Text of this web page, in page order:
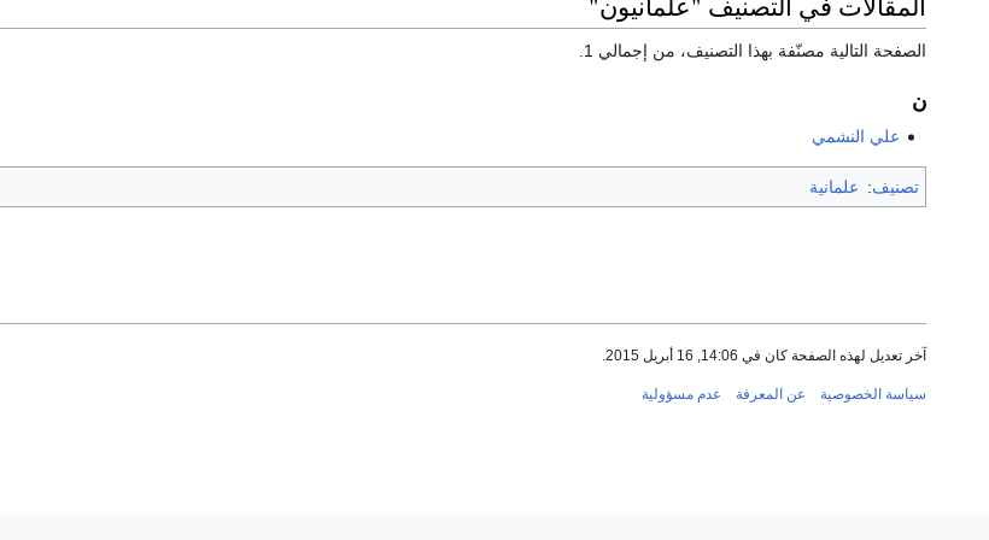
الصفحة التالية مصنّفة بهذا التصنيف، من إجمالي 1.
ن
علي النشمي
تصنيف: علمانية
آخر تعديل لهذه الصفحة كان في 14:06, 16 أبريل 2015.
سياسة الخصوصية عن المعرفة عدم مسؤولية